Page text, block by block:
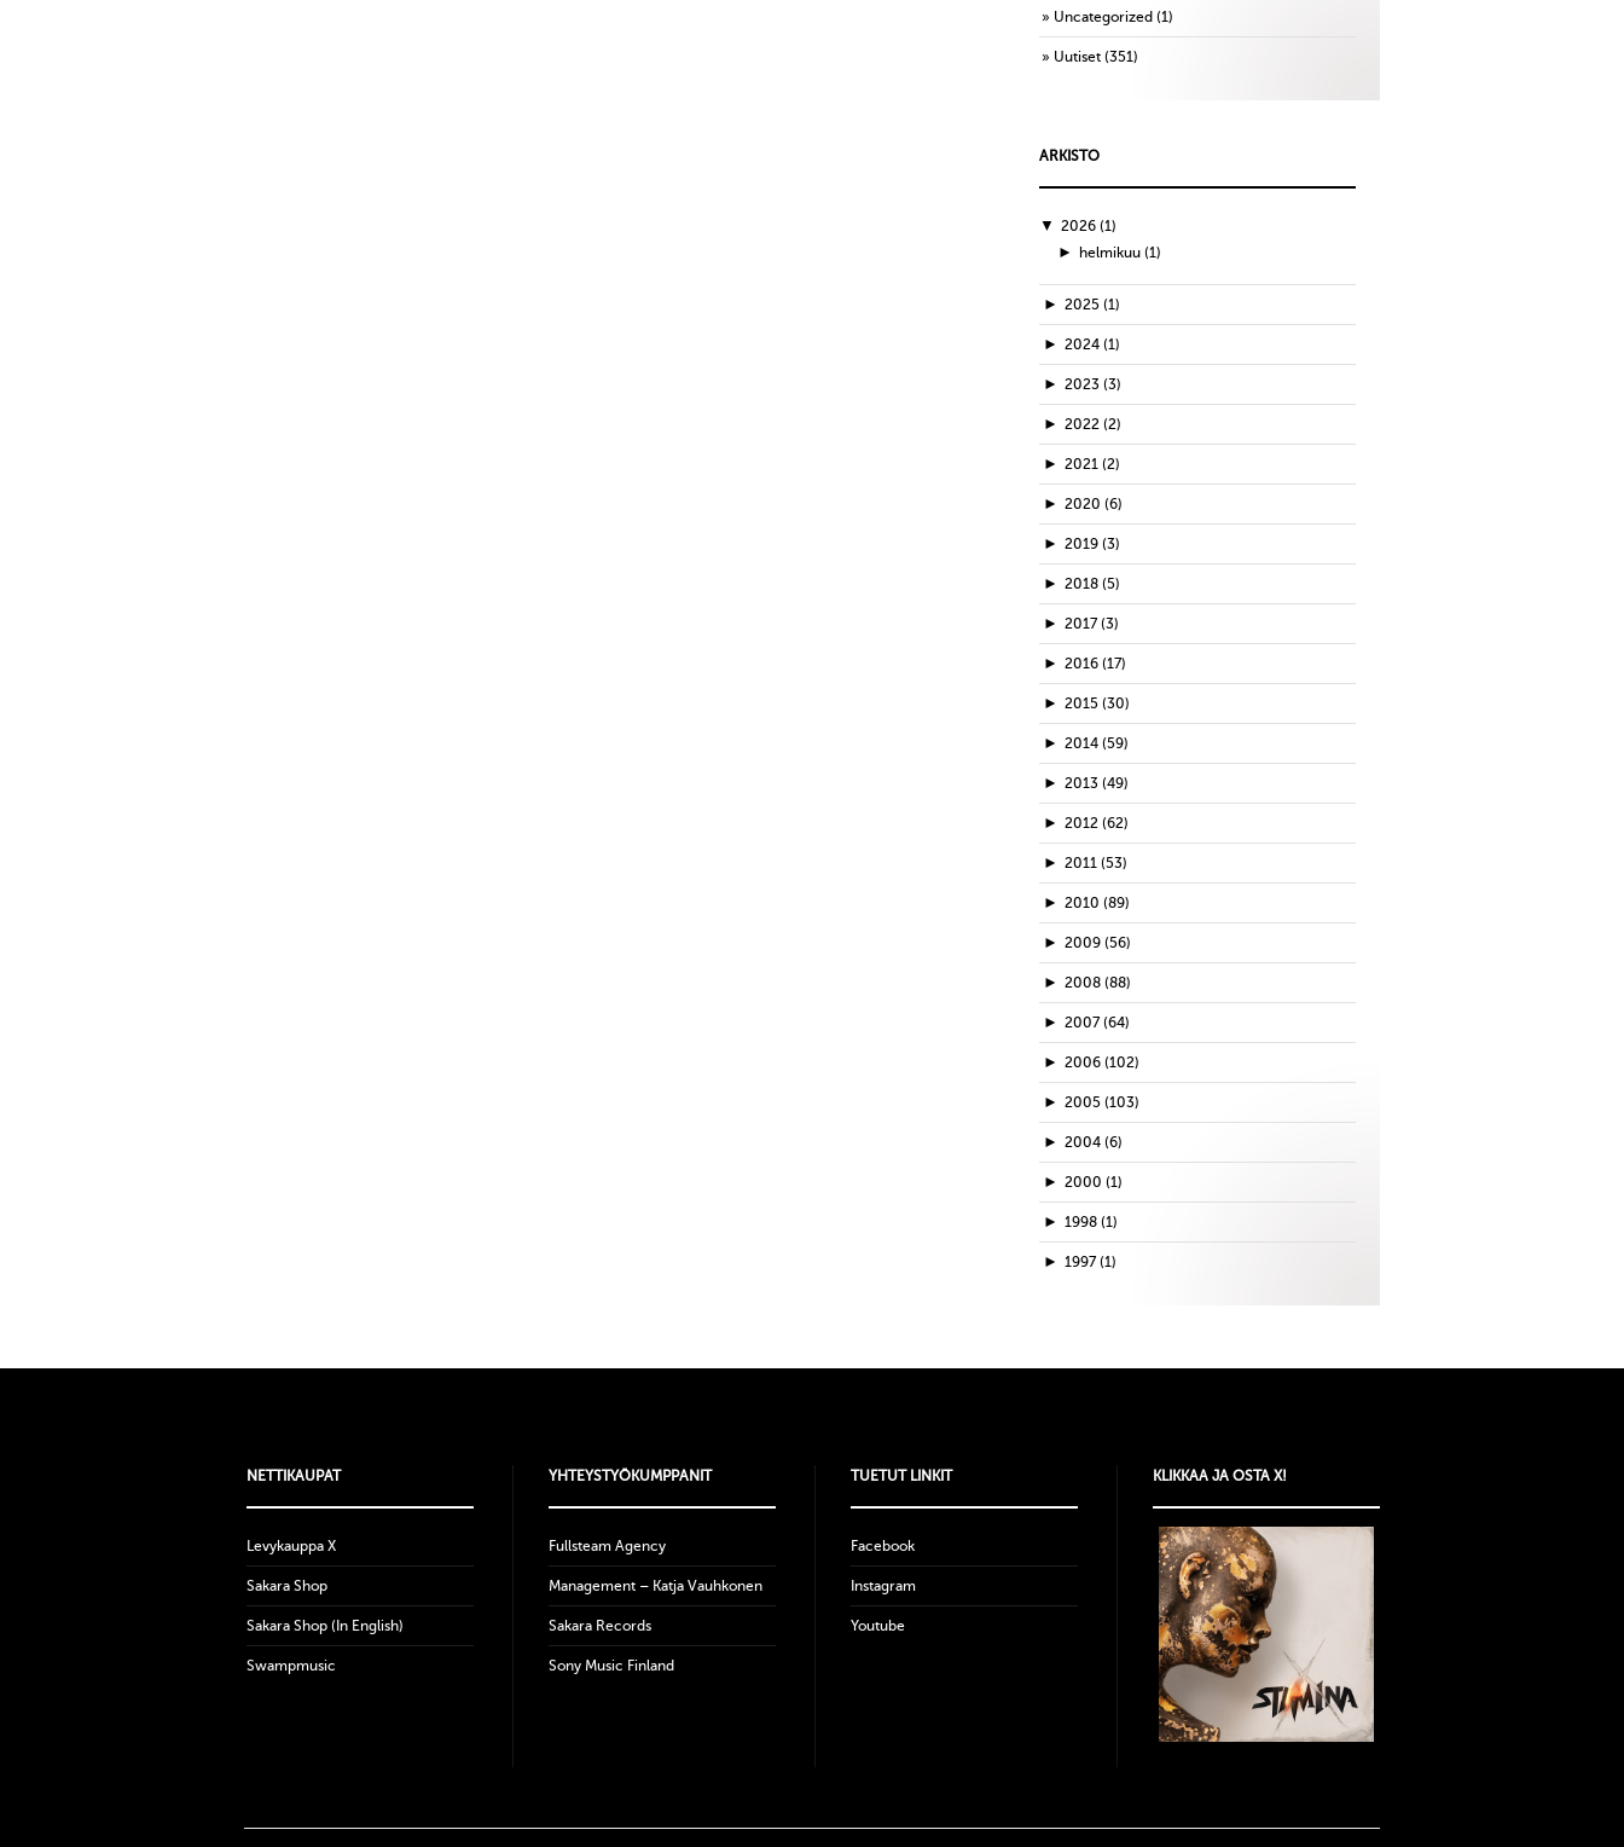
Uncategorized (1)
Uutiset (351)
ARKISTO
▼ 2026 (1)
► helmikuu (1)
► 2025 (1)
► 2024 (1)
► 2023 (3)
► 2022 (2)
► 2021 (2)
► 2020 (6)
► 2019 (3)
► 2018 (5)
► 2017 (3)
► 2016 (17)
► 2015 (30)
► 2014 (59)
► 2013 (49)
► 2012 (62)
► 2011 (53)
► 2010 (89)
► 2009 (56)
► 2008 (88)
► 2007 (64)
► 2006 (102)
► 2005 (103)
► 2004 (6)
► 2000 (1)
► 1998 (1)
► 1997 (1)
NETTIKAUPAT
Levykauppa X
Sakara Shop
Sakara Shop (In English)
Swampmusic
YHTEYSTYÖKUMPPANIT
Fullsteam Agency
Management – Katja Vauhkonen
Sakara Records
Sony Music Finland
TUETUT LINKIT
Facebook
Instagram
Youtube
KLIKKAA JA OSTA X!